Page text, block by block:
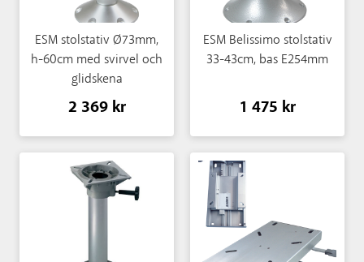
ESM stolstativ Ø73mm,
h-60cm med svirvel och
glidskena
2 369 kr
ESM Belissimo stolstativ
33-43cm, bas E254mm
1 475 kr